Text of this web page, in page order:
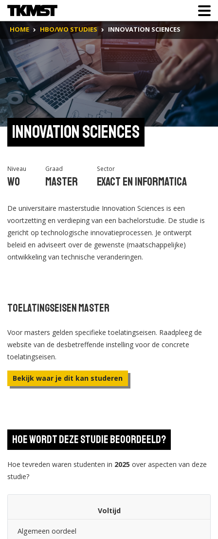
HOME HBO/WO STUDIES INNOVATION SCIENCES
Innovation Sciences
Niveau
Wo
Graad
Master
Sector
Exact en Informatica
De universitaire masterstudie Innovation Sciences is een
voortzetting en verdieping van een bachelorstudie. De studie is
gericht op technologische innovatieprocessen. Je ontwerpt
beleid en adviseert over de gewenste (maatschappelijke)
ontwikkeling van technische veranderingen.
Toelatingseisen Master
Voor masters gelden specifieke toelatingseisen. Raadpleeg de
website van de desbetreffende instelling voor de concrete
toelatingseisen.
Bekijk waar je dit kan studeren
Hoe wordt deze studie beoordeeld?
Hoe tevreden waren studenten in 2025 over aspecten van deze
studie?
Voltijd
Algemeen oordeel